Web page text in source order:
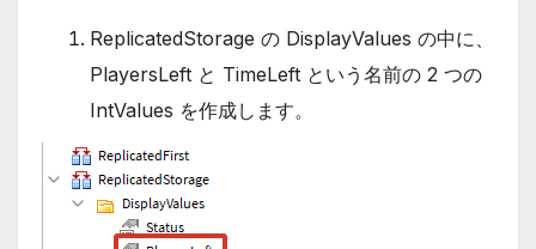
ReplicatedStorage の DisplayValues の中に、
PlayersLeft と TimeLeft という名前の 2 つの
IntValues を作成します。